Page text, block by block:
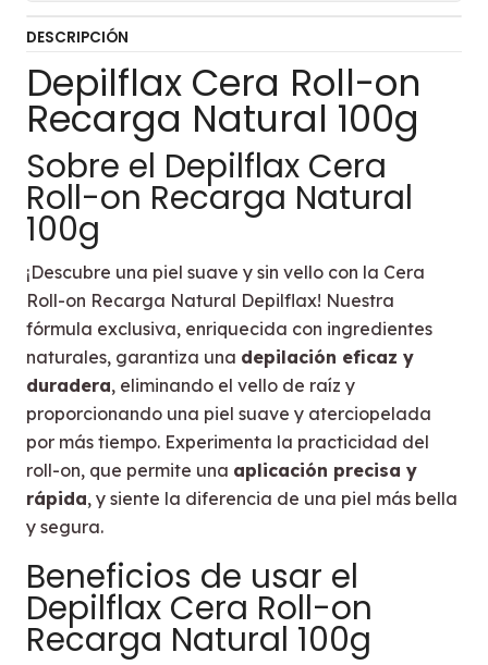
DESCRIPCIÓN
Depilflax Cera Roll-on
Recarga Natural 100g
Sobre el Depilflax Cera
Roll-on Recarga Natural
100g
¡Descubre una piel suave y sin vello con la Cera
Roll-on Recarga Natural Depilflax! Nuestra
fórmula exclusiva, enriquecida con ingredientes
naturales, garantiza una depilación eficaz y
duradera, eliminando el vello de raíz y
proporcionando una piel suave y aterciopelada
por más tiempo. Experimenta la practicidad del
roll-on, que permite una aplicación precisa y
rápida, y siente la diferencia de una piel más bella
y segura.
Beneficios de usar el
Depilflax Cera Roll-on
Recarga Natural 100g